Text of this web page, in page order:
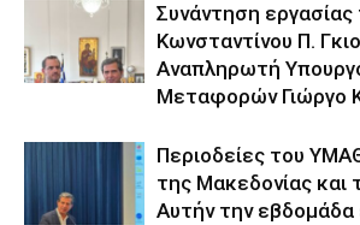
Συνάντηση
Κωνσταντίνου Π.
Αναπληρωτή
Μεταφορών Γιώργο
Περιοδείες του
της Μακεδονίας και
Αυτήν την